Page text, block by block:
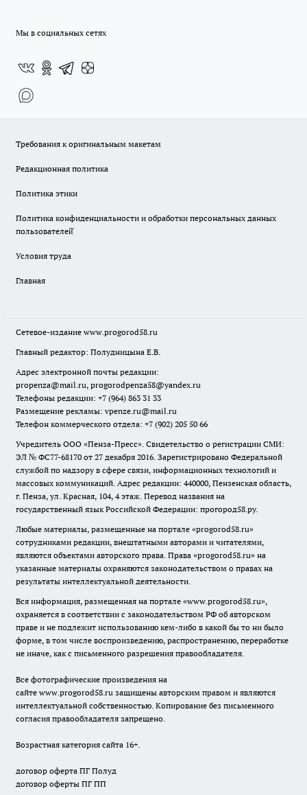
Мы в социальных сетях
Требования к оригинальным макетам
Редакционная политика
Политика этики
Политика конфиденциальности и обработки персональных данных
пользователей̆
Условия труда
Главная
Сетевое-издание www.progorod58.ru
Главный редактор: Полудницына Е.В.
Адрес электронной почты редакции:
propenza@mail.ru, progorodpenza58@yandex.ru
Телефоны редакции: +7 (964) 863 31 33
Размещение рекламы: vpenze.ru@mail.ru
Телефон коммерческого отдела: +7 (902) 205 50 66
Учредитель ООО «Пенза-Пресс». Свидетельство о регистрации СМИ:
ЭЛ № ФС77-68170 от 27 декабря 2016. Зарегистрировано Федеральной
службой по надзору в сфере связи, информационных технологий и
массовых коммуникаций. Адрес редакции: 440000, Пензенская область,
г. Пенза, ул. Красная, 104, 4 этаж. Перевод названия на
государственный язык Российской Федерации: прогород58.ру.
Любые материалы, размещенные на портале «progorod58.ru»
сотрудниками редакции, внештатными авторами и читателями,
являются объектами авторского права. Права «progorod58.ru» на
указанные материалы охраняются законодательством о правах на
результаты интеллектуальной деятельности.
Вся информация, размещенная на портале «www.progorod58.ru»,
охраняется в соответствии с законодательством РФ об авторском
праве и не подлежит использованию кем-либо в какой бы то ни было
форме, в том числе воспроизведению, распространению, переработке
не иначе, как с письменного разрешения правообладателя.
Все фотографические произведения на
сайте www.progorod58.ru защищены авторским правом и являются
интеллектуальной собственностью. Копирование без письменного
согласия правообладателя запрещено.
Возрастная категория сайта 16+.
договор оферта ПГ Полуд
договор оферты ПГ ПП